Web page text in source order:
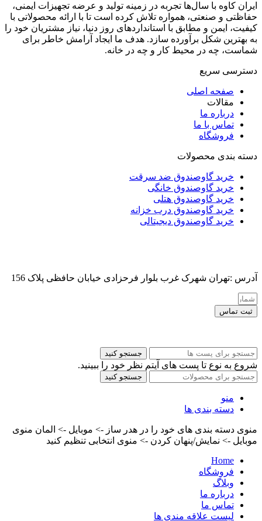
ایران کاوه با سال‌ها تجربه در زمینه تولید و عرضه تجهیزات ایمنی،
حفاظتی و صنعتی، همواره تلاش کرده است تا با ارائه محصولاتی با
کیفیت، ایمن و مطابق با استانداردهای روز دنیا، نیاز مشتریان خود را
به بهترین شکل برآورده سازد. هدف ما ایجاد آرامش خاطر برای
شماست، چه در محیط کار و چه در خانه.
دسترسی سریع
صفحه اصلی
مقالات
درباره ما
تماس با ما
فروشگاه
دسته بندی محصولات
خرید گاوصندوق ضد سرقت
خرید گاوصندوق خانگی
خرید گاوصندوق هتلی
خرید گاوصندوق درب خزانه
خرید گاوصندوق دیجیتالی
آدرس :تهران شهرک غرب بلوار فرحزادی خیابان حافظی پلاک 156
ثبت تماس
جستجو کنید
شروع به نوع تا پست های آیتم نظر خود را ببینید.
جستجو کنید
منو
دسته بندی ها
منوی دسته بندی های خود را در هدر ساز -> موبایل -> المان منوی
موبایل -> نمایش/پنهان کردن -> منوی انتخابی تنظیم کنید
Home
فروشگاه
وبلاگ
درباره ما
تماس ما
لیست علاقه مندی ها